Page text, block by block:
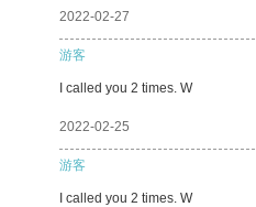
2022-02-27
游客
I called you 2 times. W
2022-02-25
游客
I called you 2 times. W